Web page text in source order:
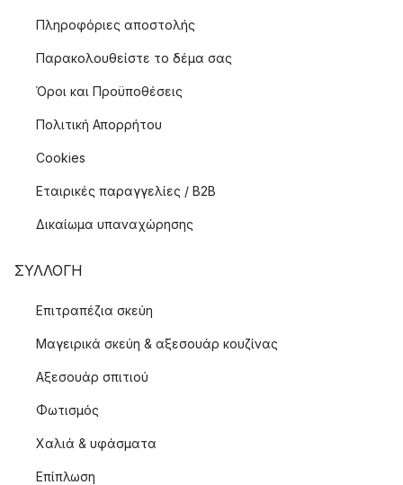
Πληροφόριες αποστολής
Παρακολουθείστε το δέμα σας
Όροι και Προϋποθέσεις
Πολιτική Απορρήτου
Cookies
Εταιρικές παραγγελίες / B2B
Δικαίωμα υπαναχώρησης
ΣΥΛΛΟΓΉ
Επιτραπέζια σκεύη
Μαγειρικά σκεύη & αξεσουάρ κουζίνας
Αξεσουάρ σπιτιού
Φωτισμός
Χαλιά & υφάσματα
Επίπλωση